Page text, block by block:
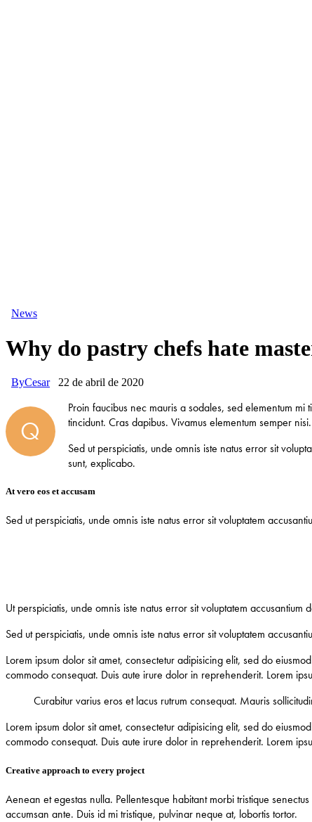
News
Why do pastry chefs hate
ByCesar 22 de abril de 2020
Q
Proin faucibus nec mauris a sodales, sed elementum
tincidunt. Cras dapibus. Vivamus elementum semper
Sed ut perspiciatis, unde omnis iste natus error sit
sunt, explicabo.
At vero eos et accusam
Sed ut perspiciatis, unde omnis iste natus error sit voluptatem
Ut perspiciatis, unde omnis iste natus error sit voluptatem
Sed ut perspiciatis, unde omnis iste natus error sit voluptatem
Lorem ipsum dolor sit amet, consectetur adipisicing elit, sed do
commodo consequat. Duis aute irure dolor in reprehenderit. Lorem
Curabitur varius eros et lacus rutrum consequat. Mauris
Lorem ipsum dolor sit amet, consectetur adipisicing elit, sed do
commodo consequat. Duis aute irure dolor in reprehenderit. Lorem
Creative approach to every project
Aenean et egestas nulla. Pellentesque habitant morbi tristique
accumsan ante. Duis id mi tristique, pulvinar neque at, lobortis tortor.